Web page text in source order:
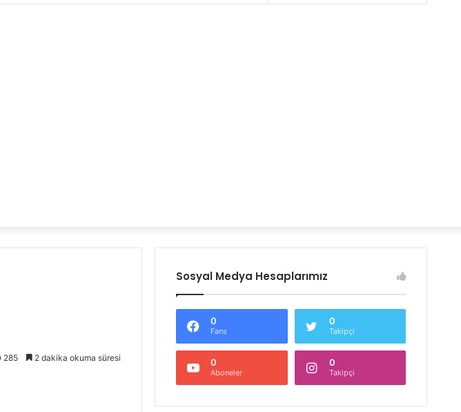
285 2 dakika okuma süresi
Sosyal Medya Hesaplarımız
0
Fans
0
Takipçi
0
Aboneler
0
Takipçi